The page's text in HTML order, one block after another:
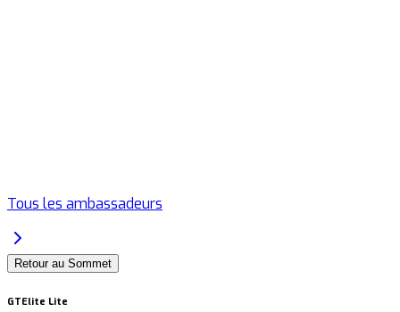
Tous les ambassadeurs
Retour au Sommet
GTElite Lite